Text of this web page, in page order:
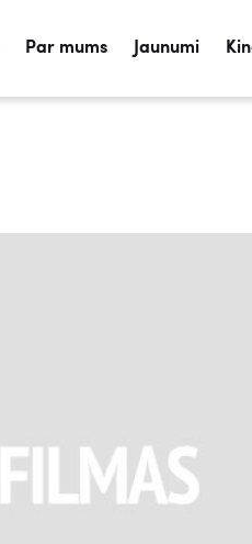
Par mums Jaunumi